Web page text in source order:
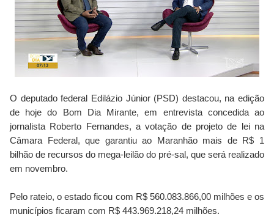
O deputado federal Edilázio Júnior (PSD) destacou, na edição
de hoje do Bom Dia Mirante, em entrevista concedida ao
jornalista Roberto Fernandes, a votação de projeto de lei na
Câmara Federal, que garantiu ao Maranhão mais de R$ 1
bilhão de recursos do mega-leilão do pré-sal, que será realizado
em novembro.
Pelo rateio, o estado ficou com R$ 560.083.866,00 milhões e os
municípios ficaram com R$ 443.969.218,24 milhões.